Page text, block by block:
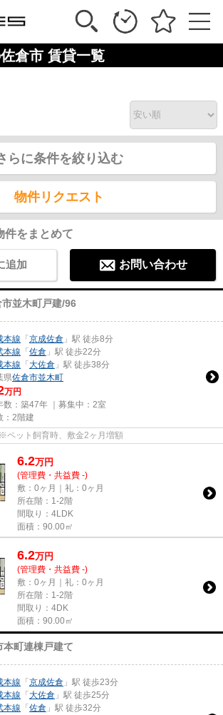
倉市 賃貸一覧
らに条件を絞り込む
物件リクエスト
件をまとめて
追加 お問い合わせ
市並木町戸建/96
本線 「 京成佐倉 」駅 徒歩8分
本線 「 佐倉 」駅 徒歩22分
本線 「 大佐倉 」駅 徒歩38分
県佐倉市並木町
万円
数：築47年 ｜募集中： 2室
：2階建
ット飼育時、敷金2ヶ月増額
6.2万円
(管理費・共益費 -)
敷：0ヶ月｜礼：0ヶ月
所在階：1-2階
間取り：4LDK
面積：90.00㎡
6.2万円
(管理費・共益費 -)
敷：0ヶ月｜礼：0ヶ月
所在階：1-2階
間取り：4DK
面積：90.00㎡
本町連棟戸建て
本線 「 京成佐倉 」駅 徒歩23分
本線 「 大佐倉 」駅 徒歩25分
本線 「 佐倉 」駅 徒歩32分